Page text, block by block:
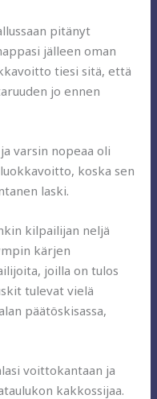
pitänyt
jälleen oman
tiesi sitä, että
jo ennen
varsin nopeaa oli
koska sen
laski.
kilpailijan neljä
kärjen
joilla on tulos
tulevat vielä
päätöskisassa,
voittokantaan ja
kakkossijaa.